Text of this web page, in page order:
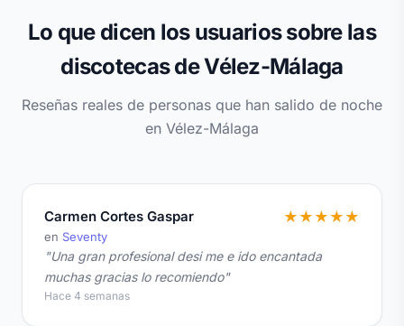
Lo que dicen los usuarios sobre las
discotecas de Vélez-Málaga
Reseñas reales de personas que han salido de noche
en Vélez-Málaga
Carmen Cortes Gaspar
en Seventy
★ ★ ★ ★ ★
"Una gran profesional desi me e ido encantada
muchas gracias lo recomiendo"
Hace 4 semanas